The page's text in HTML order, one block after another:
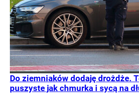
Do ziemniaków dodaję drożdże.
puszyste jak chmurka i sycą na